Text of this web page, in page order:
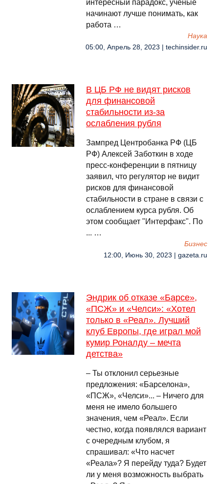
интересный парадокс, ученые
начинают лучше понимать, как
работа …
Наука
05:00, Апрель 28, 2023 | techinsider.ru
В ЦБ РФ не видят рисков
для финансовой
стабильности из-за
ослабления рубля
Зампред Центробанка РФ (ЦБ
РФ) Алексей Заботкин в ходе
пресс-конференции в пятницу
заявил, что регулятор не видит
рисков для финансовой
стабильности в стране в связи с
ослаблением курса рубля. Об
этом сообщает "Интерфакс". По
... …
Бизнес
12:00, Июнь 30, 2023 | gazeta.ru
Эндрик об отказе «Барсе»,
«ПСЖ» и «Челси»: «Хотел
только в «Реал». Лучший
клуб Европы, где играл мой
кумир Роналду – мечта
детства»
– Ты отклонил серьезные
предложения: «Барселона»,
«ПСЖ», «Челси»... – Ничего для
меня не имело большего
значения, чем «Реал». Если
честно, когда появлялся вариант
с очередным клубом, я
спрашивал: «Что насчет
«Реала»? Я перейду туда? Будет
ли у меня возможность выбрать